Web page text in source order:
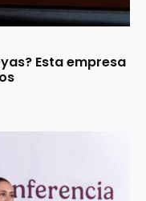
Esta empresa